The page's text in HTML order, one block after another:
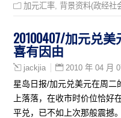
加元汇率 背景资料(政经社
20100407/加元兑
喜有因由
jackjia 2010 年 04 月
星岛日报/加元兑美元在周二
上落落，在收市时价位恰好
平兑，已不如上次那般震撼